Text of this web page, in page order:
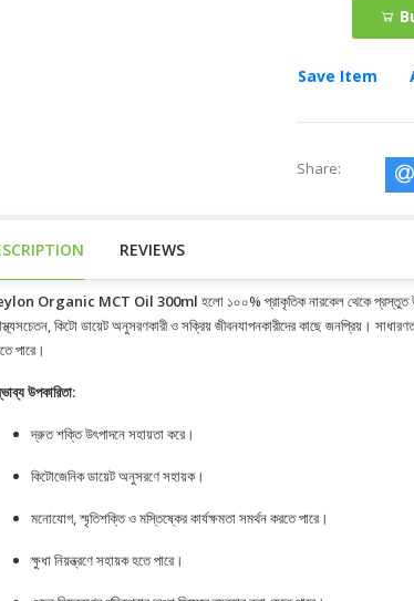
Save Item
Share:
REVIEWS
Organic MCT Oil 300ml হলো ১০০% প্রাকৃতিক নারকেল থেকে প্রস্তুত
কিটো ডায়েট অনুসরণকারী ও সক্রিয় জীবনযাপনকারীদের কাছে
পারে।
উপকারিতা:
দ্রুত শক্তি উৎপাদনে সহায়তা করে।
কিটোজেনিক ডায়েট অনুসরণে সহায়ক।
মনোযোগ, স্মৃতিশক্তি ও মস্তিষ্কের কার্যক্ষমতা সমর্থন করতে পারে।
ক্ষুধা নিয়ন্ত্রণে সহায়ক হতে পারে।